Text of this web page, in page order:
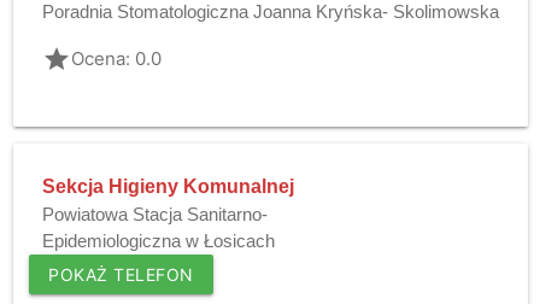
Poradnia Stomatologiczna Joanna Kryńska- Skolimowska
gradeOcena: 0.0
Sekcja Higieny Komunalnej
Powiatowa Stacja Sanitarno-
Epidemiologiczna w Łosicach
POKAŻ TELEFON